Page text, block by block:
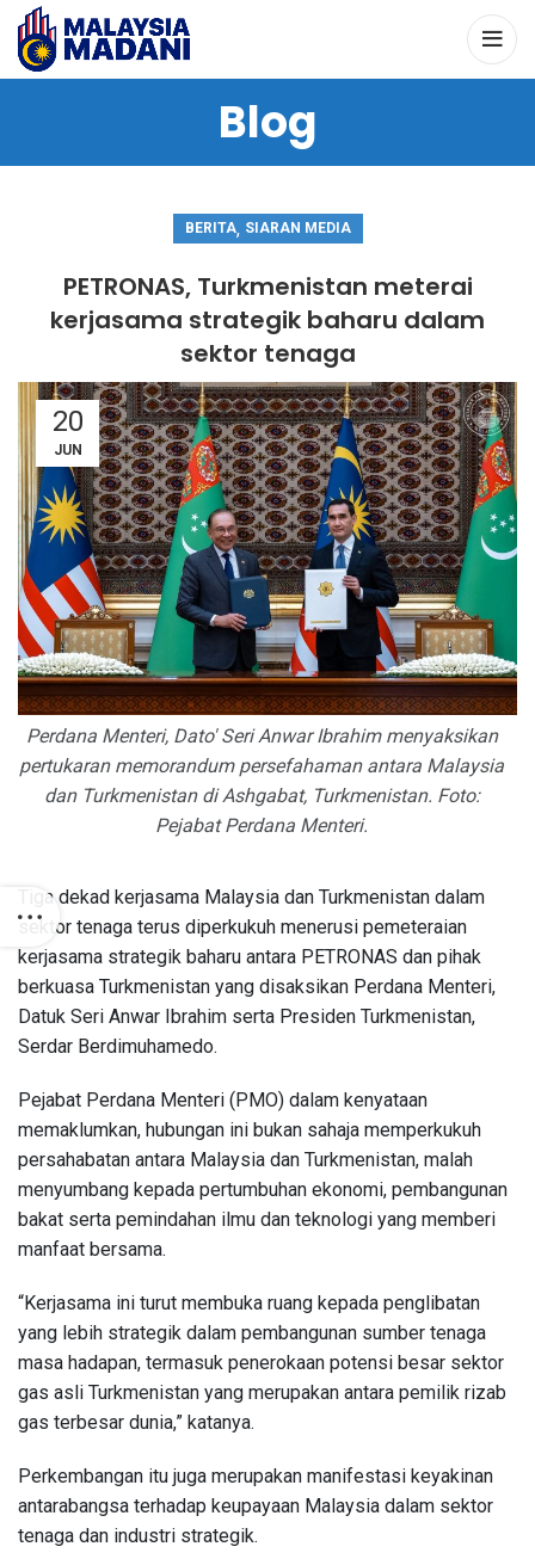
Blog
BERITA, SIARAN MEDIA
PETRONAS, Turkmenistan meterai
kerjasama strategik baharu dalam
sektor tenaga
Perdana Menteri, Dato' Seri Anwar Ibrahim menyaksikan
pertukaran memorandum persefahaman antara Malaysia
dan Turkmenistan di Ashgabat, Turkmenistan. Foto:
Pejabat Perdana Menteri.
20
JUN
Tiga dekad kerjasama Malaysia dan Turkmenistan dalam
sektor tenaga terus diperkukuh menerusi pemeteraian
kerjasama strategik baharu antara PETRONAS dan pihak
berkuasa Turkmenistan yang disaksikan Perdana Menteri,
Datuk Seri Anwar Ibrahim serta Presiden Turkmenistan,
Serdar Berdimuhamedo.
Pejabat Perdana Menteri (PMO) dalam kenyataan
memaklumkan, hubungan ini bukan sahaja memperkukuh
persahabatan antara Malaysia dan Turkmenistan, malah
menyumbang kepada pertumbuhan ekonomi, pembangunan
bakat serta pemindahan ilmu dan teknologi yang memberi
manfaat bersama.
“Kerjasama ini turut membuka ruang kepada penglibatan
yang lebih strategik dalam pembangunan sumber tenaga
masa hadapan, termasuk penerokaan potensi besar sektor
gas asli Turkmenistan yang merupakan antara pemilik rizab
gas terbesar dunia,” katanya.
Perkembangan itu juga merupakan manifestasi keyakinan
antarabangsa terhadap keupayaan Malaysia dalam sektor
tenaga dan industri strategik.